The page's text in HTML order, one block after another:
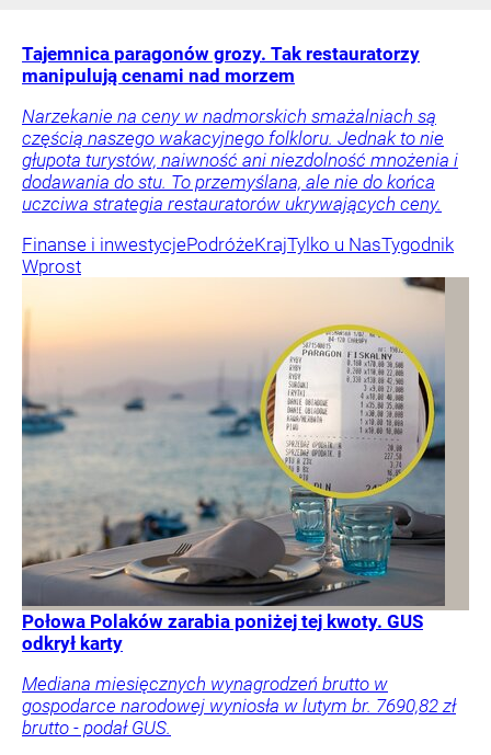
Tajemnica paragonów grozy. Tak restauratorzy
manipulują cenami nad morzem
Narzekanie na ceny w nadmorskich smażalniach są
częścią naszego wakacyjnego folkloru. Jednak to nie
głupota turystów, naiwność ani niezdolność mnożenia i
dodawania do stu. To przemyślana, ale nie do końca
uczciwa strategia restauratorów ukrywających ceny.
Finanse i inwestycjePodróżeKrajTylko u NasTygodnik
Wprost
Połowa Polaków zarabia poniżej tej kwoty. GUS
odkrył karty
Mediana miesięcznych wynagrodzeń brutto w
gospodarce narodowej wyniosła w lutym br. 7690,82 zł
brutto - podał GUS.